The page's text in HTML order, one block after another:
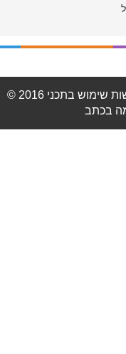
© 2016 כל הזכויות שמורות לבעלי האתר. אין לעשות שימוש בתכני
בכתב